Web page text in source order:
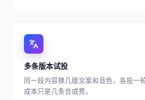
多条版本试投
同一段内容换几版文案和音色，各投一
成本只是几条合成费。